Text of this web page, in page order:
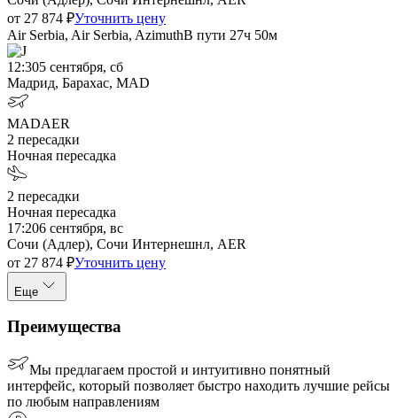
от 27 874 ₽Уточнить цену
Air Serbia, Air Serbia, AzimuthВ пути 27ч 50м
12:305 сентября, сб
Мадрид, Барахас, MAD
MADAER
2 пересадки
Ночная пересадка
2 пересадки
Ночная пересадка
17:206 сентября, вс
Сочи (Адлер), Сочи Интернешнл, AER
от 27 874 ₽Уточнить цену
Еще
Преимущества
Мы предлагаем простой и интуитивно понятный
интерфейс, который позволяет быстро находить лучшие рейсы
по любым направлениям